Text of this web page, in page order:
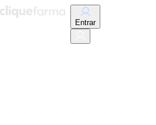
Entrar